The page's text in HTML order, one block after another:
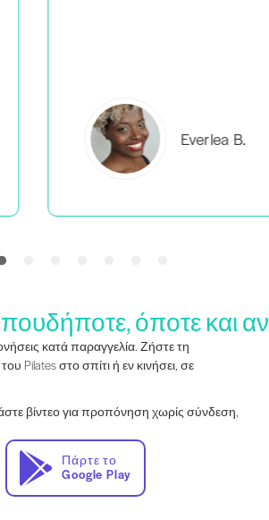
Everlea B.
όποτε και αν
κατά παραγγελία. Ζήστε τη
Pilates στο σπίτι ή εν κινήσει, σε
βίντεο για προπόνηση χωρίς σύνδεση,
Πάρτε το
Google Play